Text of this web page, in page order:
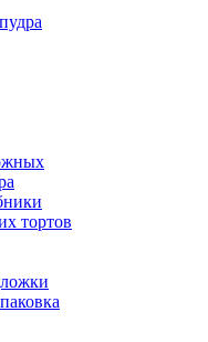
тортов